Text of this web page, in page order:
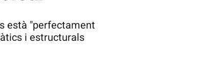
està "perfectament
i estructurals